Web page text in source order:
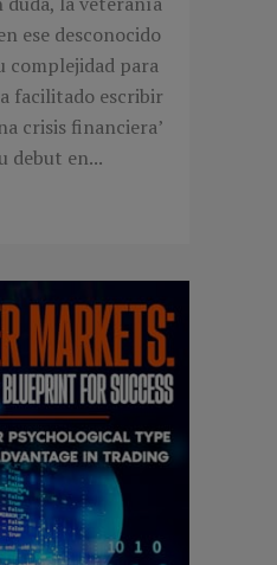
ese desconocido
complejidad para
facilitado escribir
crisis financiera’
debut en...